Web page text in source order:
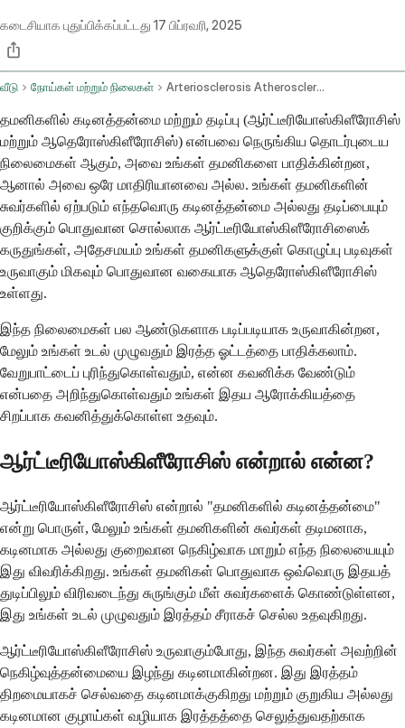
கடைசியாக புதுப்பிக்கப்பட்டது 17 பிப்ரவரி, 2025
வீடு நோய்கள் மற்றும் நிலைகள் Arteriosclerosis Atherosclerosis
தமனிகளில் கடினத்தன்மை மற்றும் தடிப்பு (ஆர்ட்டீரியோஸ்கிளீரோசிஸ்
மற்றும் ஆதெரோஸ்கிளீரோசிஸ்) என்பவை நெருங்கிய தொடர்புடைய
நிலைமைகள் ஆகும், அவை உங்கள் தமனிகளை பாதிக்கின்றன,
ஆனால் அவை ஒரே மாதிரியானவை அல்ல. உங்கள் தமனிகளின்
சுவர்களில் ஏற்படும் எந்தவொரு கடினத்தன்மை அல்லது தடிப்பையும்
குறிக்கும் பொதுவான சொல்லாக ஆர்ட்டீரியோஸ்கிளீரோசிஸைக்
கருதுங்கள், அதேசமயம் உங்கள் தமனிகளுக்குள் கொழுப்பு படிவுகள்
உருவாகும் மிகவும் பொதுவான வகையாக ஆதெரோஸ்கிளீரோசிஸ்
உள்ளது.
இந்த நிலைமைகள் பல ஆண்டுகளாக படிப்படியாக உருவாகின்றன,
மேலும் உங்கள் உடல் முழுவதும் இரத்த ஓட்டத்தை பாதிக்கலாம்.
வேறுபாட்டைப் புரிந்துகொள்வதும், என்ன கவனிக்க வேண்டும்
என்பதை அறிந்துகொள்வதும் உங்கள் இதய ஆரோக்கியத்தை
சிறப்பாக கவனித்துக்கொள்ள உதவும்.
ஆர்ட்டீரியோஸ்கிளீரோசிஸ் என்றால் என்ன?
ஆர்ட்டீரியோஸ்கிளீரோசிஸ் என்றால் "தமனிகளில் கடினத்தன்மை"
என்று பொருள், மேலும் உங்கள் தமனிகளின் சுவர்கள் தடிமனாக,
கடினமாக அல்லது குறைவான நெகிழ்வாக மாறும் எந்த நிலையையும்
இது விவரிக்கிறது. உங்கள் தமனிகள் பொதுவாக ஒவ்வொரு இதயத்
துடிப்பிலும் விரிவடைந்து சுருங்கும் மீள் சுவர்களைக் கொண்டுள்ளன,
இது உங்கள் உடல் முழுவதும் இரத்தம் சீராகச் செல்ல உதவுகிறது.
ஆர்ட்டீரியோஸ்கிளீரோசிஸ் உருவாகும்போது, இந்த சுவர்கள் அவற்றின்
நெகிழ்வுத்தன்மையை இழந்து கடினமாகின்றன. இது இரத்தம்
திறமையாகச் செல்வதை கடினமாக்குகிறது மற்றும் குறுகிய அல்லது
கடினமான குழாய்கள் வழியாக இரத்தத்தை செலுத்துவதற்காக